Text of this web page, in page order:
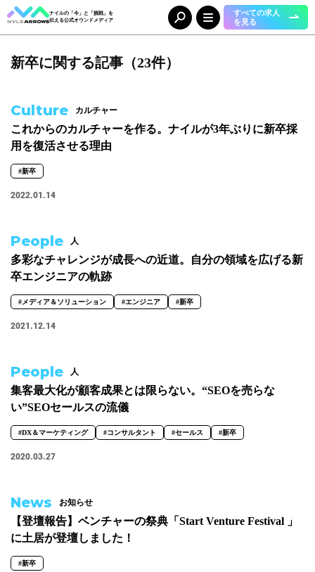
ナイルの「今」と「挑戦」を
伝える公式オウンドメディア
すべての求人
を見る
Category カテゴリ
組織（37） お知らせ（25）
Tag
事業部
#人事本部
職種
#エンジニア #カスタマーサクセス #コンサルタント
#デザイナー #バックオフィス #マーケター
#広報
#人事からのメッセージ
注目の記事
新卒に関する記事（23件）
Culture カルチャー
これからのカルチャーを作る。ナイルが3年ぶりに新卒採
用を復活させる理由
#新卒
2022.01.14
People 人
多彩なチャレンジが成長への近道。自分の領域を広げる新
卒エンジニアの軌跡
#メディア＆ソリューション #エンジニア #新卒
2021.12.14
People 人
集客最大化が顧客成果とは限らない。“SEOを売らな
い”SEOセールスの流儀
#DX＆マーケティング #コンサルタント #セールス #新卒
2020.03.27
News お知らせ
【登壇報告】ベンチャーの祭典「Start Venture Festival 」
に土居が登壇しました！
#新卒